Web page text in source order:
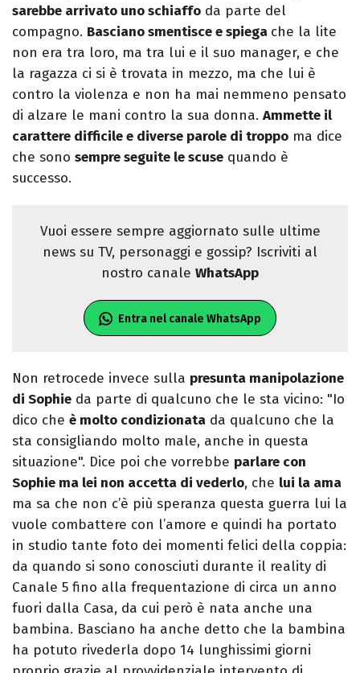
sarebbe arrivato uno schiaffo da parte del
compagno. Basciano smentisce e spiega che la lite
non era tra loro, ma tra lui e il suo manager, e che
la ragazza ci si è trovata in mezzo, ma che lui è
contro la violenza e non ha mai nemmeno pensato
di alzare le mani contro la sua donna. Ammette il
carattere difficile e diverse parole di troppo ma dice
che sono sempre seguite le scuse quando è
successo.
Vuoi essere sempre aggiornato sulle ultime
news su TV, personaggi e gossip? Iscriviti al
nostro canale WhatsApp
Entra nel canale WhatsApp
Non retrocede invece sulla presunta manipolazione
di Sophie da parte di qualcuno che le sta vicino: "Io
dico che è molto condizionata da qualcuno che la
sta consigliando molto male, anche in questa
situazione". Dice poi che vorrebbe parlare con
Sophie ma lei non accetta di vederlo, che lui la ama
ma sa che non c’è più speranza questa guerra lui la
vuole combattere con l’amore e quindi ha portato
in studio tante foto dei momenti felici della coppia:
da quando si sono conosciuti durante il reality di
Canale 5 fino alla frequentazione di circa un anno
fuori dalla Casa, da cui però è nata anche una
bambina. Basciano ha anche detto che la bambina
ha potuto rivederla dopo 14 lunghissimi giorni